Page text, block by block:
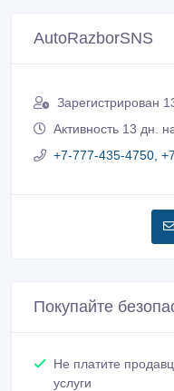
AutoRazborSNS
Зарегистрирован
Активность 13 дн.
+7-777-435-4750,
Покупайте
Не платите
услуги